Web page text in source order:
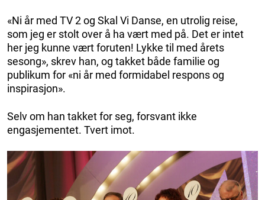
«Ni år med TV 2 og Skal Vi Danse, en utrolig reise,
som jeg er stolt over å ha vært med på. Det er intet
her jeg kunne vært foruten! Lykke til med årets
sesong», skrev han, og takket både familie og
publikum for «ni år med formidabel respons og
inspirasjon».
Selv om han takket for seg, forsvant ikke
engasjementet. Tvert imot.